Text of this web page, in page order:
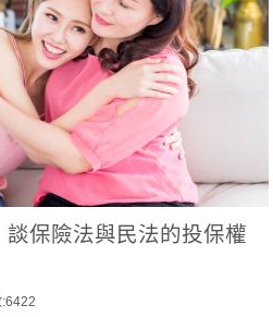
保險法與民法的投保權